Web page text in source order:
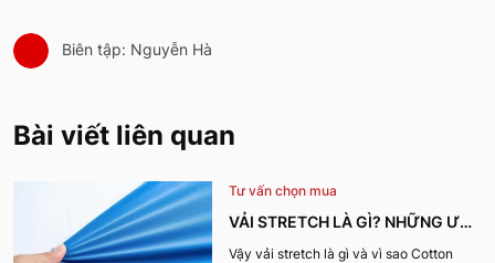
Biên tập: Nguyễn Hà
Bài viết liên quan
Tư vấn chọn mua
VẢI STRETCH LÀ GÌ? NHỮNG ƯU
ĐIỂM VÀ ỨNG DỤNG CỦA VẢI
Vậy vải stretch là gì và vì sao Cotton